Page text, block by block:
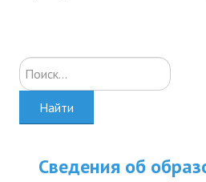
Искать...
Найти
Сведения об